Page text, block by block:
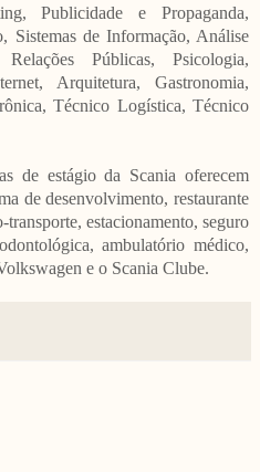
Publicidade e Propaganda,
Sistemas de Informação, Análise
Públicas, Psicologia,
Arquitetura, Gastronomia,
Técnico Logística, Técnico
de estágio da Scania oferecem
de desenvolvimento, restaurante
estacionamento, seguro
ambulatório médico,
e o Scania Clube.